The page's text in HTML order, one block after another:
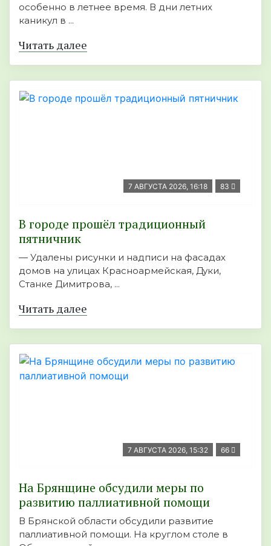
особенно в летнее время. В дни летних
каникул в ...
Читать далее
7 АВГУСТА 2026, 16:18 83
В городе прошёл традиционный
пятничник
— Удалены рисунки и надписи на фасадах
домов на улицах Красноармейская, Дуки,
Станке Димитрова, ...
Читать далее
7 АВГУСТА 2026, 15:32 66
На Брянщине обсудили меры по
развитию паллиативной помощи
В Брянской области обсудили развитие
паллиативной помощи. На круглом столе в